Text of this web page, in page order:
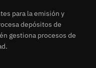
para la emisión y
depósitos de
gestiona procesos de